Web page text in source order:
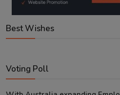
Best Wishes
Voting Poll